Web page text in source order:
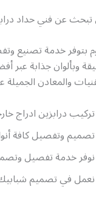
عن فني حداد
بتوفر خدمة تصنيع
وبألوان جذابة
والمعادن الجميلة
تركيب درابزين ادراج
تصميم وتفصيل كافة
نوفر خدمة تفصيل
نعمل في تصميم